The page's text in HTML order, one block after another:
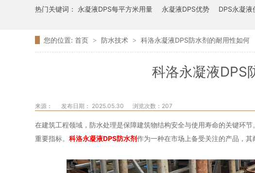
热门关键词： 永凝液DPS每平方米用量 永凝液DPS优势 DPS永凝液
您的位置: 首页 > 防水技术 > 科洛永凝液DPS防水剂的耐用性如何
科洛永凝液DPS
来源： 发布日期： 2025.05.30 浏览次数： 207
在建筑工程领域，防水处理是保障建筑物结构安全与使用寿命的关键环
重要指标。 科洛永凝液DPS防水剂作为一种在市场上备受关注的产品，其